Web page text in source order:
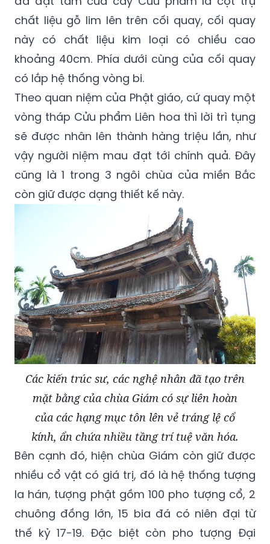
chất liệu gỗ lim lên trên cối quay, cối quay
này có chất liệu kim loại có chiều cao
khoảng 40cm. Phía dưới cùng của cối quay
có lắp hệ thống vòng bi.
Theo quan niệm của Phật giáo, cứ quay một
vòng tháp Cửu phẩm Liên hoa thì lời trì tụng
sẽ được nhân lên thành hàng triệu lần, như
vậy người niệm mau đạt tới chính quả. Đây
cũng là 1 trong 3 ngôi chùa của miền Bắc
còn giữ được dạng thiết kế này.
Các kiến trúc sư, các nghệ nhân đã tạo trên
mặt bằng của chùa Giám có sự liên hoàn
của các hạng mục tôn lên vẻ tráng lệ cổ
kính, ẩn chứa nhiều tầng trí tuệ văn hóa.
Bên cạnh đó, hiện chùa Giám còn giữ được
nhiều cổ vật có giá trị, đó là hệ thống tượng
la hán, tượng phật gồm 100 pho tượng cổ, 2
chuông đồng lớn, 15 bia đá có niên đại từ
thế kỷ 17-19. Đặc biệt còn pho tượng Đại